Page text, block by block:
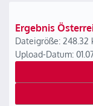
Ergebnis
Dateigröße: 248.32
Upload-Datum: